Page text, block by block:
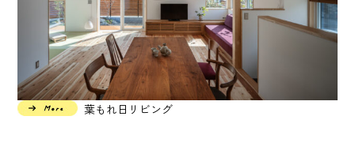
葉もれ日リビング